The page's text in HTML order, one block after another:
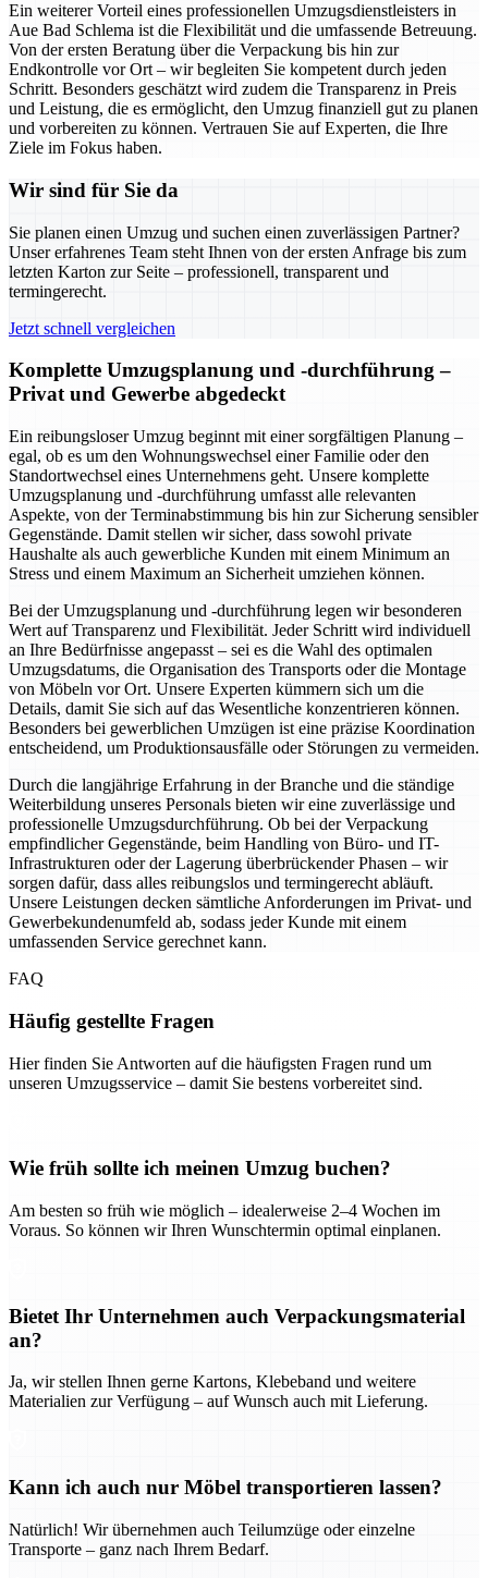
Ein weiterer Vorteil eines professionellen Umzugsdienstleisters in
Aue Bad Schlema ist die Flexibilität und die umfassende Betreuung.
Von der ersten Beratung über die Verpackung bis hin zur
Endkontrolle vor Ort – wir begleiten Sie kompetent durch jeden
Schritt. Besonders geschätzt wird zudem die Transparenz in Preis
und Leistung, die es ermöglicht, den Umzug finanziell gut zu planen
und vorbereiten zu können. Vertrauen Sie auf Experten, die Ihre
Ziele im Fokus haben.
Wir sind für Sie da
Sie planen einen Umzug und suchen einen zuverlässigen Partner?
Unser erfahrenes Team steht Ihnen von der ersten Anfrage bis zum
letzten Karton zur Seite – professionell, transparent und
termingerecht.
Jetzt schnell vergleichen
Komplette Umzugsplanung und -durchführung –
Privat und Gewerbe abgedeckt
Ein reibungsloser Umzug beginnt mit einer sorgfältigen Planung –
egal, ob es um den Wohnungswechsel einer Familie oder den
Standortwechsel eines Unternehmens geht. Unsere komplette
Umzugsplanung und -durchführung umfasst alle relevanten
Aspekte, von der Terminabstimmung bis hin zur Sicherung sensibler
Gegenstände. Damit stellen wir sicher, dass sowohl private
Haushalte als auch gewerbliche Kunden mit einem Minimum an
Stress und einem Maximum an Sicherheit umziehen können.
Bei der Umzugsplanung und -durchführung legen wir besonderen
Wert auf Transparenz und Flexibilität. Jeder Schritt wird individuell
an Ihre Bedürfnisse angepasst – sei es die Wahl des optimalen
Umzugsdatums, die Organisation des Transports oder die Montage
von Möbeln vor Ort. Unsere Experten kümmern sich um die
Details, damit Sie sich auf das Wesentliche konzentrieren können.
Besonders bei gewerblichen Umzügen ist eine präzise Koordination
entscheidend, um Produktionsausfälle oder Störungen zu vermeiden.
Durch die langjährige Erfahrung in der Branche und die ständige
Weiterbildung unseres Personals bieten wir eine zuverlässige und
professionelle Umzugsdurchführung. Ob bei der Verpackung
empfindlicher Gegenstände, beim Handling von Büro- und IT-
Infrastrukturen oder der Lagerung überbrückender Phasen – wir
sorgen dafür, dass alles reibungslos und termingerecht abläuft.
Unsere Leistungen decken sämtliche Anforderungen im Privat- und
Gewerbekundenumfeld ab, sodass jeder Kunde mit einem
umfassenden Service gerechnet kann.
FAQ
Häufig gestellte Fragen
Hier finden Sie Antworten auf die häufigsten Fragen rund um
unseren Umzugsservice – damit Sie bestens vorbereitet sind.
Wie früh sollte ich meinen Umzug buchen?
Am besten so früh wie möglich – idealerweise 2–4 Wochen im
Voraus. So können wir Ihren Wunschtermin optimal einplanen.
Bietet Ihr Unternehmen auch Verpackungsmaterial
an?
Ja, wir stellen Ihnen gerne Kartons, Klebeband und weitere
Materialien zur Verfügung – auf Wunsch auch mit Lieferung.
Kann ich auch nur Möbel transportieren lassen?
Natürlich! Wir übernehmen auch Teilumzüge oder einzelne
Transporte – ganz nach Ihrem Bedarf.